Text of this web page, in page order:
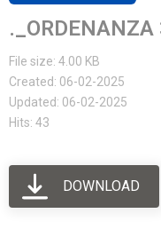
._ORDENANZA
File size: 4.00 KB
Created: 06-02-2025
Updated: 06-02-2025
Hits: 43
DOWNLOAD